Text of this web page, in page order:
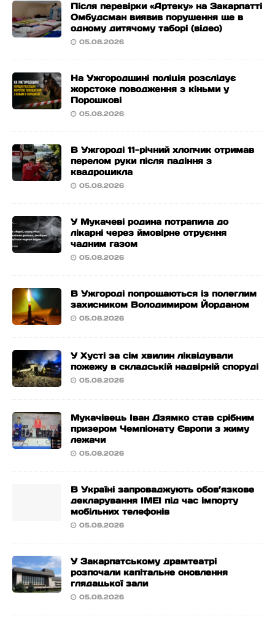
Після перевірки «Артеку» на Закарпатті
Омбудсман виявив порушення ще в
одному дитячому таборі (відео)
05.08.2026
На Ужгородщині поліція розслідує
жорстоке поводження з кіньми у
Порошкові
05.08.2026
В Ужгороді 11-річний хлопчик отримав
перелом руки після падіння з
квадроцикла
05.08.2026
У Мукачеві родина потрапила до
лікарні через ймовірне отруєння
чадним газом
05.08.2026
В Ужгороді попрощаються із полеглим
захисником Володимиром Йорданом
05.08.2026
У Хусті за сім хвилин ліквідували
пожежу в складській надвірній споруді
05.08.2026
Мукачівець Іван Дзямко став срібним
призером Чемпіонату Європи з жиму
лежачи
05.08.2026
В Україні запроваджують обов’язкове
декларування IMEI під час імпорту
мобільних телефонів
05.08.2026
У Закарпатському драмтеатрі
розпочали капітальне оновлення
глядацької зали
05.08.2026